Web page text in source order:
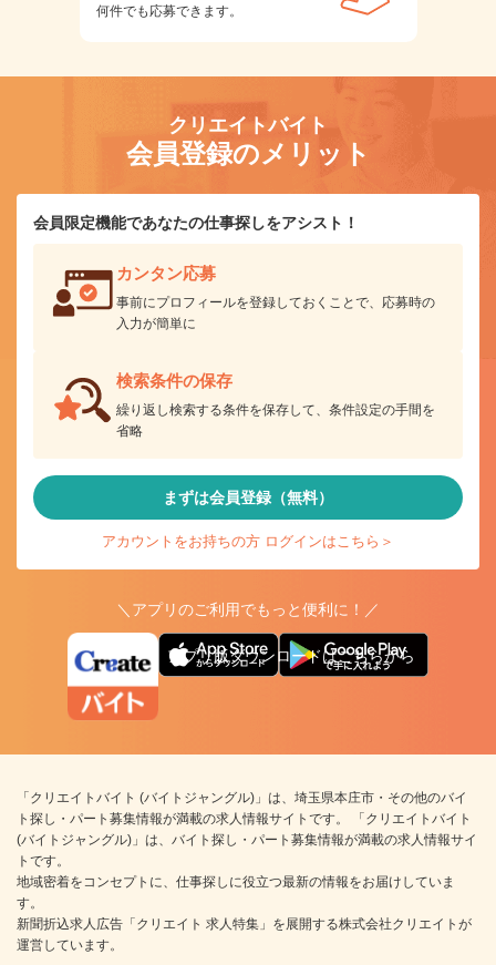
何件でも応募できます。
クリエイトバイト
会員登録のメリット
会員限定機能であなたの仕事探しをアシスト！
カンタン応募
事前にプロフィールを登録しておくことで、応募時の
入力が簡単に
検索条件の保存
繰り返し検索する条件を保存して、条件設定の手間を
省略
まずは会員登録（無料）
アカウントをお持ちの方 ログインはこちら＞
＼アプリのご利用でもっと便利に！／
アプリ版ダウンロードはこちらから
「クリエイトバイト (バイトジャングル)」は、埼玉県本庄市・その他のバイ
ト探し・パート募集情報が満載の求人情報サイトです。 「クリエイトバイト
(バイトジャングル)」は、バイト探し・パート募集情報が満載の求人情報サイ
トです。
地域密着をコンセプトに、仕事探しに役立つ最新の情報をお届けしていま
す。
新聞折込求人広告「クリエイト 求人特集」を展開する株式会社クリエイトが
運営しています。